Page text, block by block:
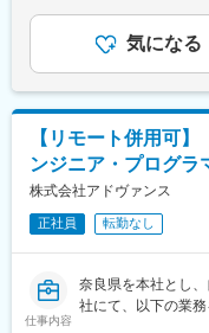
ご自身のライフプ
す！
人生100歳時代と言
フプランに合わせ
切にしております
ベントに合わせて
働く上で非常に重
立できる環境」で、
DNPグループが進
社内インフラ担当
ポジションです。
を自己申告する制
材公募制度を利用
■DNP戦略に関して:
DNPグループは印
ョン活動を展開して
ーションDNP｣。印
(I=Information
し、社会に新たな
て、より創発的な
ています。
気になる
【リモート併用可
ンジニア・プログラ
株式会社アドヴァンス
正社員 転勤なし
仕事内容
奈良県を本社とし
社にて、以下の業務